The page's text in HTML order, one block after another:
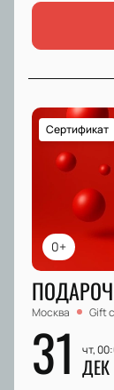
0+
Сертификат
Москва Gift
31 чт,
ДЕК